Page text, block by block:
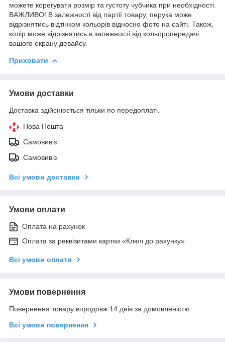
можете корегувати розмір та густоту чубчика при необхідності.
ВАЖЛИВО! В залежності від партії товару, перука може
відрізнятись відтінком кольорів відносно фото на сайті. Також,
колір може відрізнятись в залежності від кольоропередачі
вашого екрану девайсу.
Приховати
Умови доставки
Доставка здійснюється тільки по передоплаті.
Нова Пошта
Самовивіз
Самовивіз
Всі умови доставки
Умови оплати
Оплата на рахунок
Оплата за реквізитами картки «Ключ до рахунку»
Всі умови оплати
Умови повернення
Повернення товару впродовж 14 днів за домовленістю
Всі умови повернення